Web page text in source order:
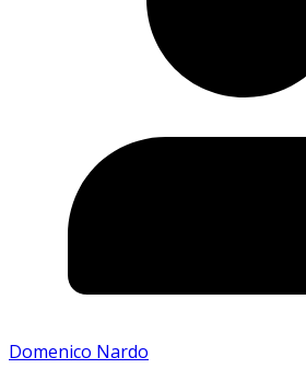
Domenico Nardo